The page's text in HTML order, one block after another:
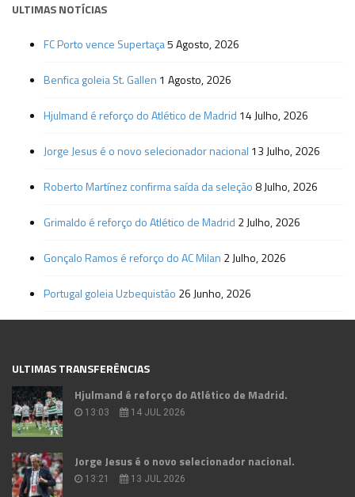
ULTIMAS NOTÍCIAS
FC Porto vence Supertaça5 Agosto, 2026
Benfica goleia St. Gallen 1 Agosto, 2026
Hjulmand é reforço do Atlético de Madrid 14 Julho, 2026
Jorge Jesus é o novo selecionador nacional 13 Julho, 2026
Roberto Martínez confirma saída da seleção 8 Julho, 2026
Grimaldo é reforço do Atlético de Madrid 2 Julho, 2026
Gonçalo Ramos é reforço do AC Milan 2 Julho, 2026
Portugal goleia Uzbequistão 26 Junho, 2026
ULTIMAS TRANSFERÊNCIAS
Hjulmand é reforço do Atlético de Madrid.
13:03 14 JUL 2026
Jorge Jesus é o novo selecionador nacional.
13:21 13 JUL 2026